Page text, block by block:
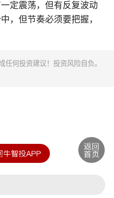
定震荡，但有反复波动
，但节奏必须要把握，
何投资建议！投资风险自负。